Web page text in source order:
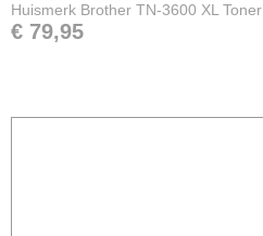
Huismerk Brother TN-3600 XL Toner
€ 79,95